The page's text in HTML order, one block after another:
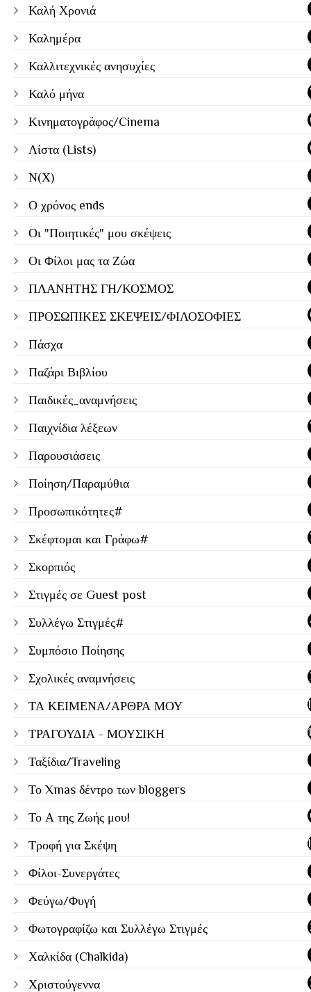
Καλή Χρονιά
Καλημέρα
Καλλιτεχνικές ανησυχίες
Καλό μήνα
Κινηματογράφος/Cinema
Λίστα (Lists)
Ν(Χ)
Ο χρόνος ends
Οι "Ποιητικές" μου σκέψεις
Οι Φίλοι μας τα Ζώα
ΠΛΑΝΗΤΗΣ ΓΗ/ΚΟΣΜΟΣ
ΠΡΟΣΩΠΙΚΕΣ ΣΚΕΨΕΙΣ/ΦΙΛΟΣΟΦΙΕΣ
Πάσχα
Παζάρι Βιβλίου
Παιδικές_αναμνήσεις
Παιχνίδια λέξεων
Παρουσιάσεις
Ποίηση/Παραμύθια
Προσωπικότητες#
Σκέφτομαι και Γράφω#
Σκορπιός
Στιγμές σε Guest post
Συλλέγω Στιγμές#
Συμπόσιο Ποίησης
Σχολικές αναμνήσεις
ΤΑ ΚΕΙΜΕΝΑ/ΑΡΘΡΑ ΜΟΥ
ΤΡΑΓΟΥΔΙΑ - ΜΟΥΣΙΚΗ
Ταξίδια/Traveling
Το Xmas δέντρο των bloggers
Το Α της Ζωής μου!
Τροφή για Σκέψη
Φίλοι-Συνεργάτες
Φεύγω/Φυγή
Φωτογραφίζω και Συλλέγω Στιγμές
Χαλκίδα (Chalkida)
Χριστούγεννα